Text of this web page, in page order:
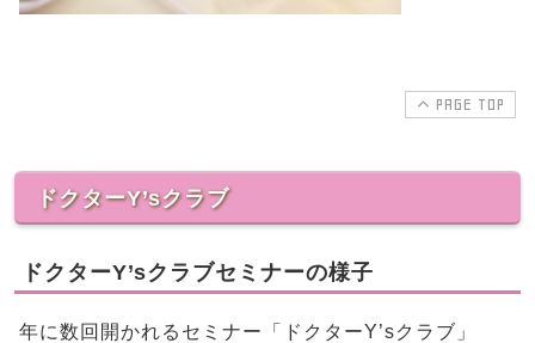
PAGE TOP
ドクターY’sクラブ
ドクターY’sクラブセミナーの様子
年に数回開かれるセミナー「ドクターY’sクラブ」